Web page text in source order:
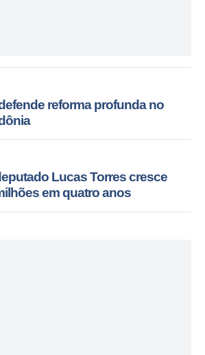
reforma profunda no
Lucas Torres cresce
em quatro anos